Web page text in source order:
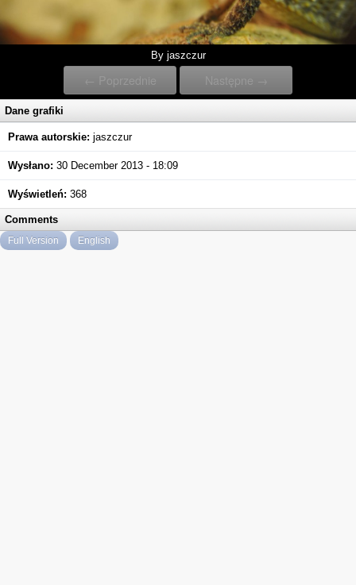
By jaszczur
← Poprzednie Następne →
Dane grafiki
Prawa autorskie: jaszczur
Wysłano: 30 December 2013 - 18:09
Wyświetleń: 368
Comments
Full Version English